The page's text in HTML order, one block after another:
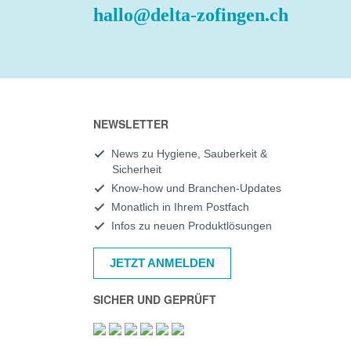
hallo@delta-zofingen.ch
NEWSLETTER
News zu Hygiene, Sauberkeit &
Sicherheit
Know-how und Branchen-Updates
Monatlich in Ihrem Postfach
Infos zu neuen Produktlösungen
JETZT ANMELDEN
SICHER UND GEPRÜFT